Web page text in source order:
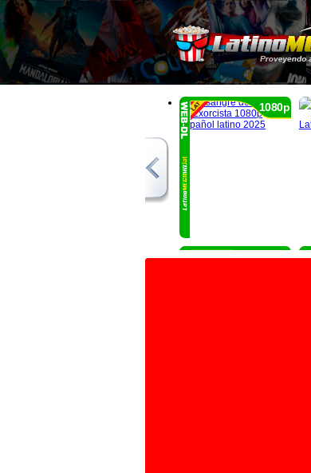
1080p
1080p